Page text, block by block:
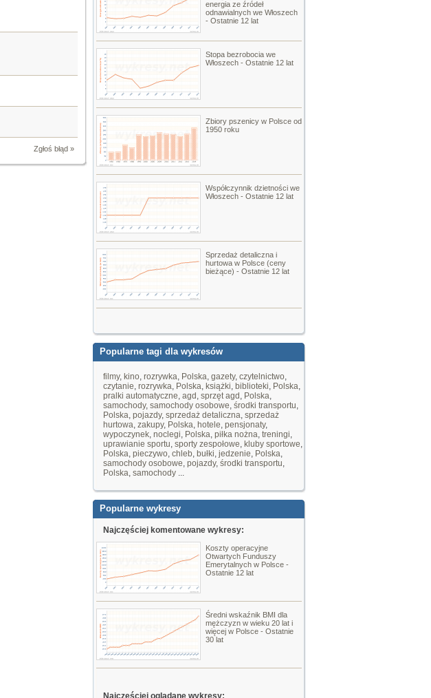
Zgłoś błąd »
energia ze źródeł
odnawialnych we Włoszech
- Ostatnie 12 lat
Stopa bezrobocia we
Włoszech - Ostatnie 12 lat
Zbiory pszenicy w Polsce od
1950 roku
Współczynnik dzietności we
Włoszech - Ostatnie 12 lat
Sprzedaż detaliczna i
hurtowa w Polsce (ceny
bieżące) - Ostatnie 12 lat
Popularne tagi dla wykresów
filmy, kino, rozrywka, Polska, gazety, czytelnictwo,
czytanie, rozrywka, Polska, książki, biblioteki, Polska,
pralki automatyczne, agd , sprzęt agd , Polska,
samochody, samochody osobowe, środki transportu,
Polska, pojazdy, sprzedaż detaliczna, sprzedaż
hurtowa, zakupy, Polska, hotele, pensjonaty,
wypoczynek, noclegi, Polska, piłka nożna, treningi,
uprawianie sportu, sporty zespołowe, kluby sportowe,
Polska, pieczywo, chleb, bułki, jedzenie, Polska,
samochody osobowe, pojazdy, środki transportu,
Polska, samochody ...
Popularne wykresy
Najczęściej komentowane wykresy:
Koszty operacyjne
Otwartych Funduszy
Emerytalnych w Polsce -
Ostatnie 12 lat
Średni wskaźnik BMI dla
mężczyzn w wieku 20 lat i
więcej w Polsce - Ostatnie
30 lat
Najczęściej oglądane wykresy: